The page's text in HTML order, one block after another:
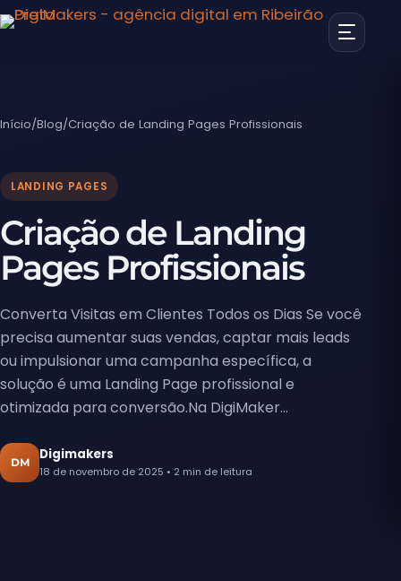
Início/Blog/Criação de Landing Pages Profissionais
LANDING PAGES
Criação de Landing
Pages Profissionais
Converta Visitas em Clientes Todos os Dias Se você
precisa aumentar suas vendas, captar mais leads
ou impulsionar uma campanha específica, a
solução é uma Landing Page profissional e
otimizada para conversão.Na DigiMaker...
DM Digimakers
18 de novembro de 2025 • 2 min de leitura